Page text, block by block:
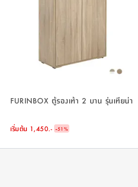
FURINBOX ตู้รองเท้า 2 บาน รุ่นเทียน่า
เริ่มต้น 1,450.- -51 %